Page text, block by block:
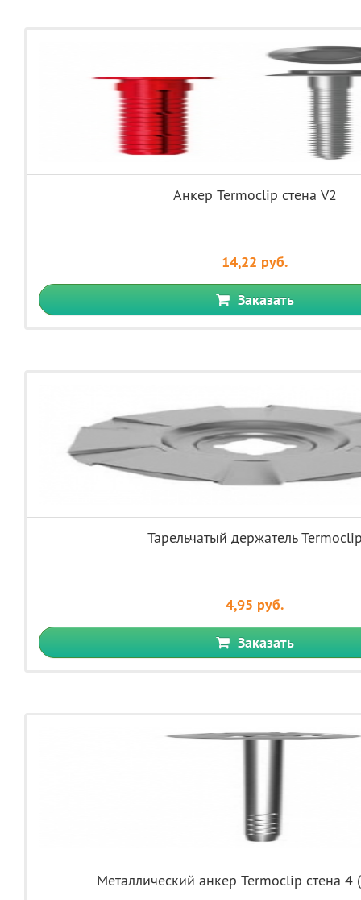
Анкер Termoclip стена V2
14,22 руб.
Заказать
Тарельчатый держатель
4,95 руб.
Заказать
Металлический анкер Termoclip стена